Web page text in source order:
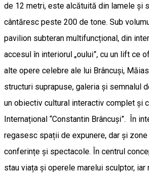
de 12 metri, este alcătuită din lamele și
cântăresc peste 200 de tone. Sub
pavilion subteran multifuncțional, din
accesul în interiorul „oului”, cu un lift ce
alte opere celebre ale lui Brâncuși,
structuri suprapuse, galeria și semnalul
un obiectiv cultural interactiv complet și
Internațional “Constantin Brâncuși”. În
regasesc spații de expunere, dar și
conferințe și spectacole. În centrul
stau viața și operele marelui sculptor, iar